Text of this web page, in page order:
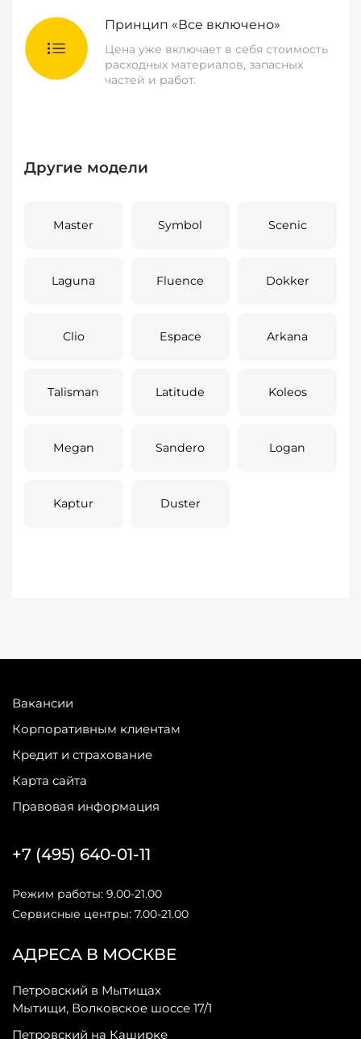
Принцип «Все включено»
Цена уже включает в себя стоимость
расходных материалов, запасных
частей и работ.
Другие модели
Master Symbol Scenic
Laguna Fluence Dokker
Clio Espace Arkana
Talisman Latitude Koleos
Megan Sandero Logan
Kaptur Duster
Вакансии
Корпоративным клиентам
Кредит и страхование
Карта сайта
Правовая информация
АДРЕСА В МОСКВЕ
Петровский в Мытищах
Мытищи, Волковское шоссе 17/1
Петровский на Каширке
+7 (495) 640-01-11
Режим работы: 9.00-21.00
Сервисные центры: 7.00-21.00